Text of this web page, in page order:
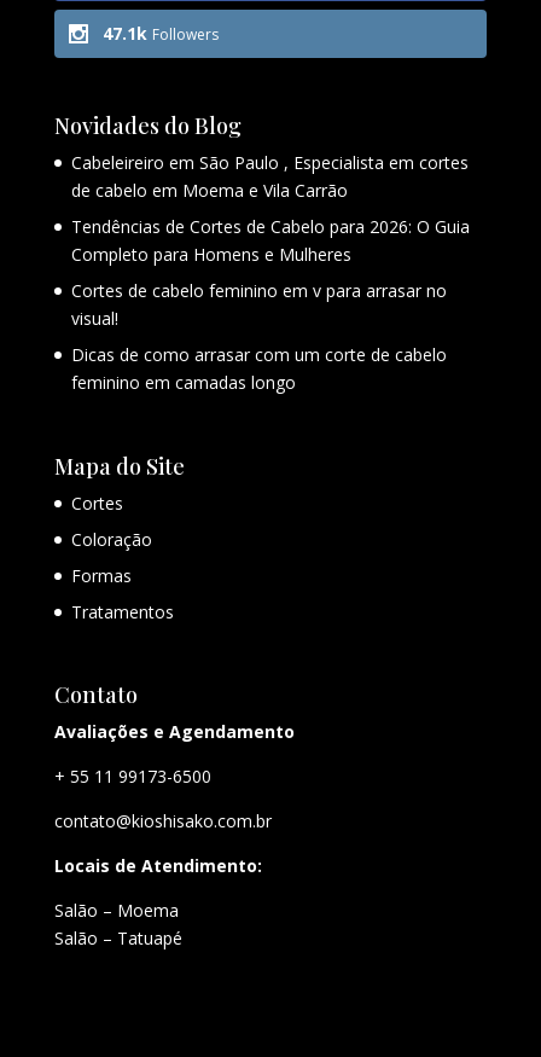
47.1k Followers
Novidades do Blog
Cabeleireiro em São Paulo , Especialista em cortes
de cabelo em Moema e Vila Carrão
Tendências de Cortes de Cabelo para 2026: O Guia
Completo para Homens e Mulheres
Cortes de cabelo feminino em v para arrasar no
visual!
Dicas de como arrasar com um corte de cabelo
feminino em camadas longo
Mapa do Site
Cortes
Coloração
Formas
Tratamentos
Contato
Avaliações e Agendamento
+ 55 11 99173-6500
contato@kioshisako.com.br
Locais de Atendimento:
Salão – Moema
Salão – Tatuapé